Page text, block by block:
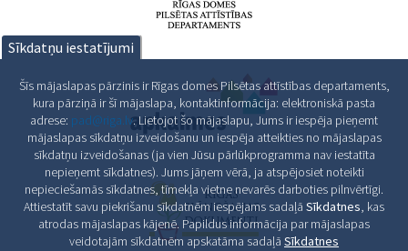
Sīkdatņu iestatījumi
Šīs mājaslapas pārzinis ir Rīgas domes Pilsētas attīstības departaments,
kura pārziņā ir šī mājaslapa, kontaktinformācija: elektroniskā pasta
adrese: pad@riga.lv. Lietojot šo mājaslapu, Jums ir iespēja pieņemt
mājaslapas sīkdatņu izveidošanu un iespēja atteikties no mājaslapas
sīkdatņu izveidošanas (ja vien Jūsu pārlūkprogramma nav iestatīta
nepieņemt sīkdatnes). Jums jāņem vērā, ja atspējosiet noteikti
nepieciešamās sīkdatnes, tīmekļa vietne nevarēs darboties pilnvērtīgi.
Attiestatīt savu piekrišanu sīkdatnēm iespējams sadaļā Sīkdatnes, kas
atrodas mājaslapas kājenē. Papildus informācija par mājaslapas
veidotajām sīkdatnēm apskatāma sadaļā Sīkdatnes